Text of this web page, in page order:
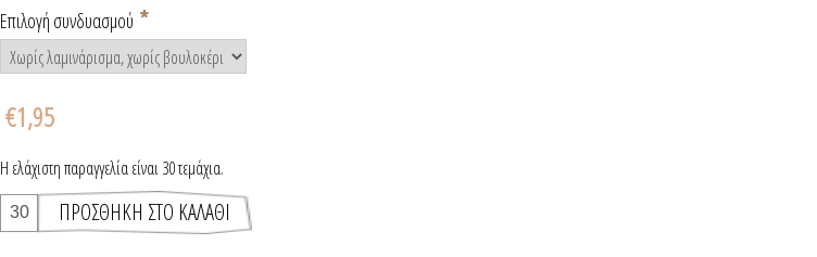
Επιλογή συνδυασμού *
€1,95
Η ελάχιστη παραγγελία είναι 30 τεμάχια.